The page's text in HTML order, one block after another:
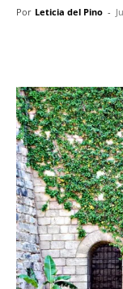
Por Leticia del Pino -